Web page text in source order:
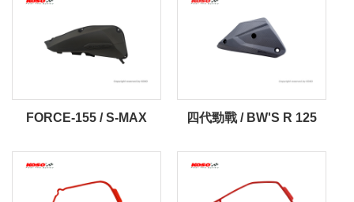
FORCE-155 / S-MAX 四代勁戰 / BW'S R 125